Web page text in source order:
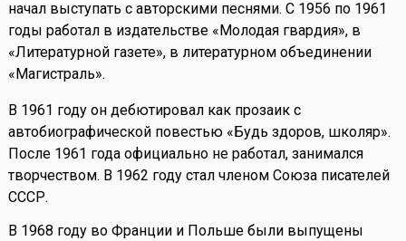
начал выступать с авторскими песнями. С 1956 по 1961
годы работал в издательстве «Молодая гвардия», в
«Литературной газете», в литературном объединении
«Магистраль».
В 1961 году он дебютировал как прозаик с
автобиографической повестью «Будь здоров, школяр».
После 1961 года официально не работал, занимался
творчеством. В 1962 году стал членом Союза писателей
СССР.
В 1968 году во Франции и Польше были выпущены